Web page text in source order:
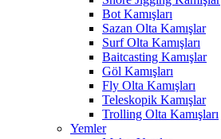
Bot Kamışları
Sazan Olta Kamışlar
Surf Olta Kamışları
Baitcasting Kamışlar
Göl Kamışları
Fly Olta Kamışları
Teleskopik Kamışlar
Trolling Olta Kamışları
Yemler